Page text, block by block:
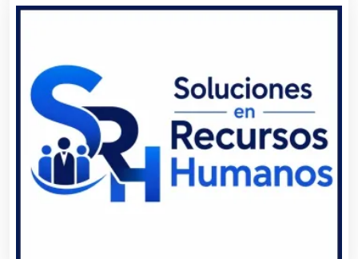
Agua Purificada
Aire Acondicionado